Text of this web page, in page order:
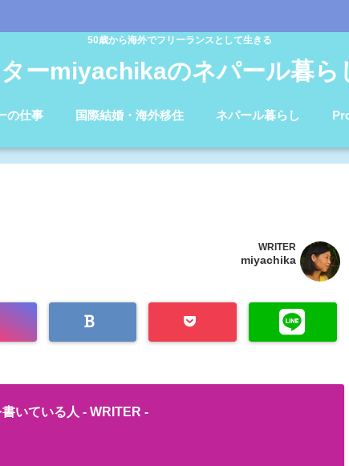
50歳から海外でフリーランスとして生きる
ーmiyachikaのネパール暮ら
の仕事 国際結婚・海外移住 ネパール暮らし
WRITER
miyachika
いている人 - WRITER -